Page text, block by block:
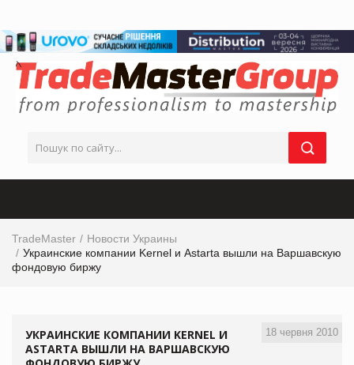
TradeMaster
Новости Украины
Украинские компании Kernel и Astarta вышли на Варшавскую
фондовую биржу
18 червня 2010
УКРАИНСКИЕ КОМПАНИИ KERNEL И
ASTARTA ВЫШЛИ НА ВАРШАВСКУЮ